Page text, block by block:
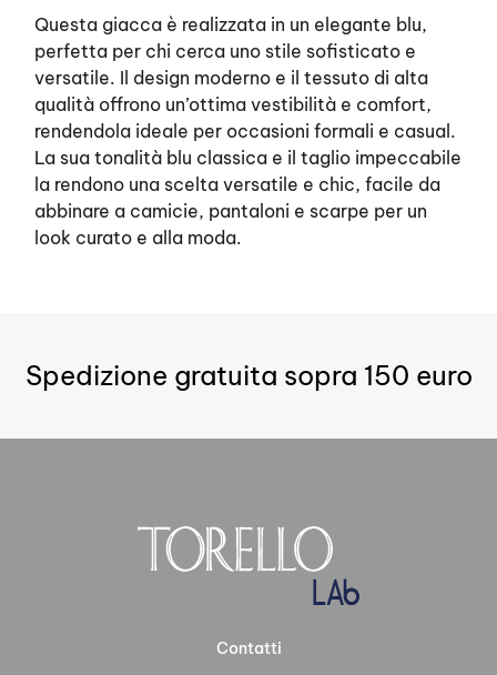
Questa giacca è realizzata in un elegante blu,
perfetta per chi cerca uno stile sofisticato e
versatile. Il design moderno e il tessuto di alta
qualità offrono un’ottima vestibilità e comfort,
rendendola ideale per occasioni formali e casual.
La sua tonalità blu classica e il taglio impeccabile
la rendono una scelta versatile e chic, facile da
abbinare a camicie, pantaloni e scarpe per un
look curato e alla moda.
Spedizione gratuita sopra 150 euro
Contatti